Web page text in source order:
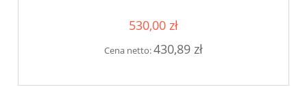
530,00 zł
Cena netto:430,89 zł